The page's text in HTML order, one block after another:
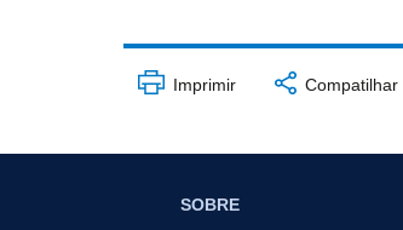
Imprimir Compatilhar
SOBRE